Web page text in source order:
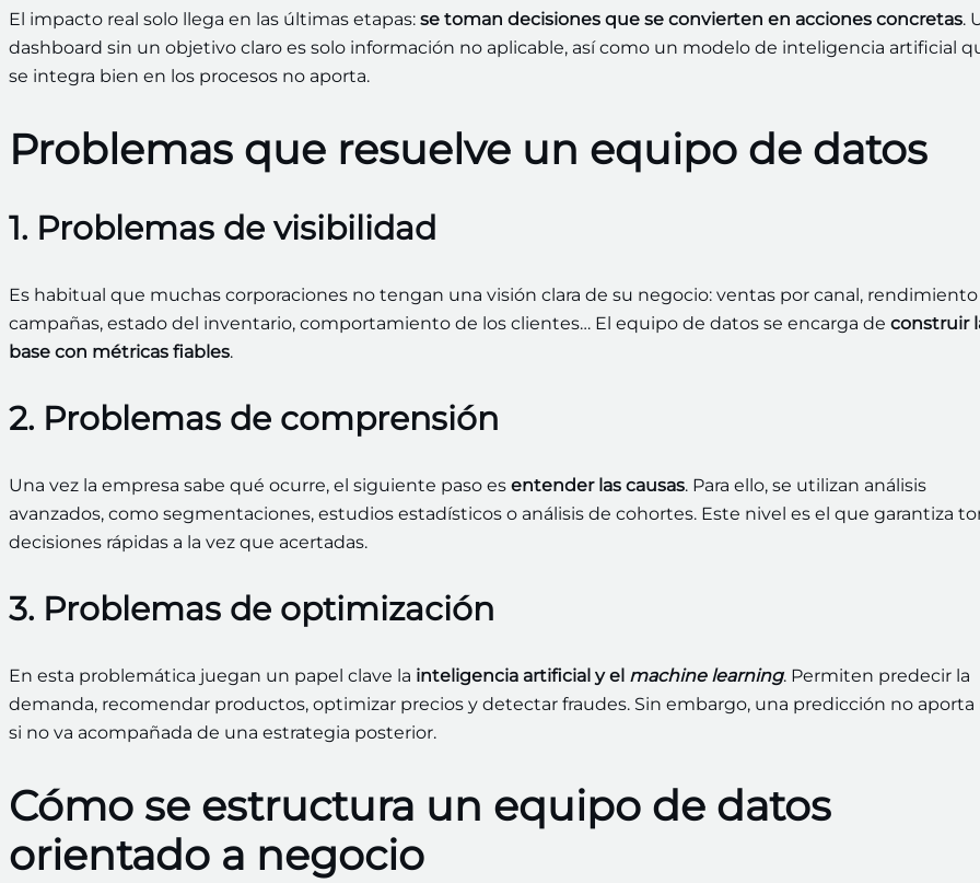
El impacto real solo llega en las últimas etapas: se toman decisiones que se convierten en acciones concretas.
dashboard sin un objetivo claro es solo información no aplicable, así como un modelo de inteligencia artificial
se integra bien en los procesos no aporta.
Problemas que resuelve un equipo de datos
1. Problemas de visibilidad
Es habitual que muchas corporaciones no tengan una visión clara de su negocio: ventas por canal,
campañas, estado del inventario, comportamiento de los clientes… El equipo de datos se encarga de construir
base con métricas fiables.
2. Problemas de comprensión
Una vez la empresa sabe qué ocurre, el siguiente paso es entender las causas. Para ello, se utilizan análisis
avanzados, como segmentaciones, estudios estadísticos o análisis de cohortes. Este nivel es el que garantiza
decisiones rápidas a la vez que acertadas.
3. Problemas de optimización
En esta problemática juegan un papel clave la inteligencia artificial y el machine learning. Permiten predecir la
demanda, recomendar productos, optimizar precios y detectar fraudes. Sin embargo, una predicción no aporta
si no va acompañada de una estrategia posterior.
Cómo se estructura un equipo de datos
orientado a negocio